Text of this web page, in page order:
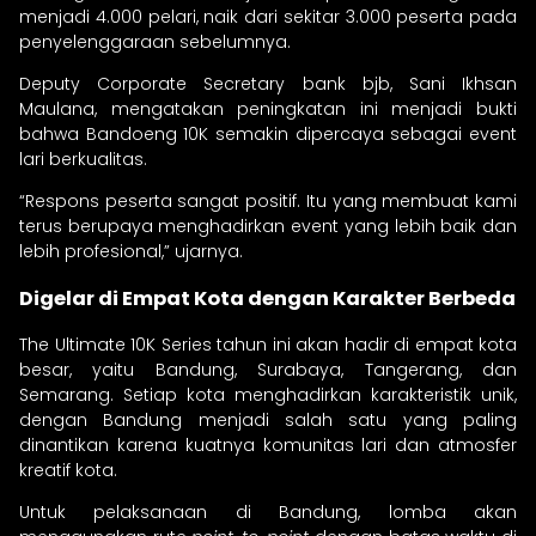
menjadi 4.000 pelari, naik dari sekitar 3.000 peserta pada
penyelenggaraan sebelumnya.
Deputy Corporate Secretary bank bjb, Sani Ikhsan
Maulana, mengatakan peningkatan ini menjadi bukti
bahwa Bandoeng 10K semakin dipercaya sebagai event
lari berkualitas.
“Respons peserta sangat positif. Itu yang membuat kami
terus berupaya menghadirkan event yang lebih baik dan
lebih profesional,” ujarnya.
Digelar di Empat Kota dengan Karakter Berbeda
The Ultimate 10K Series tahun ini akan hadir di empat kota
besar, yaitu Bandung, Surabaya, Tangerang, dan
Semarang. Setiap kota menghadirkan karakteristik unik,
dengan Bandung menjadi salah satu yang paling
dinantikan karena kuatnya komunitas lari dan atmosfer
kreatif kota.
Untuk pelaksanaan di Bandung, lomba akan